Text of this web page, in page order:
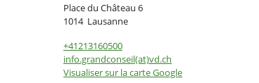
Place du Château 6
1014 LausanneSuisse
+41213160500
info.grandconseil(at)vd.ch
Visualiser sur la carte Google